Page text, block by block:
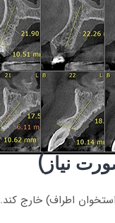
نیاز)
اطراف) خارج کند.